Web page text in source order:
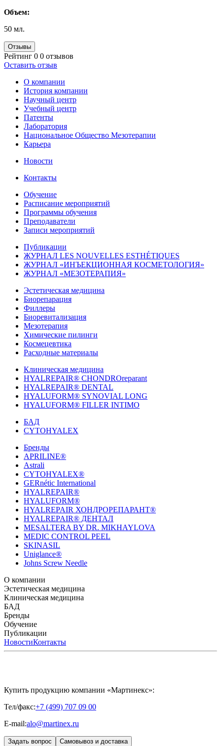
Объем:
50 мл.
Отзывы
Рейтинг 0 0 отзывов
Оставить отзыв
О компании
История компании
Научный центр
Учебный центр
Патенты
Лаборатория
Национальное Общество Мезотерапии
Карьера
Новости
Контакты
Обучение
Расписание мероприятий
Программы обучения
Преподаватели
Записи мероприятий
Публикации
ЖУРНАЛ LES NOUVELLES ESTHÉTIQUES
ЖУРНАЛ «ИНЪЕКЦИОННАЯ КОСМЕТОЛОГИЯ»
ЖУРНАЛ «МЕЗОТЕРАПИЯ»
Эстетическая медицина
Биорепарация
Филлеры
Биоревитализация
Мезотерапия
Химические пилинги
Космецевтика
Расходные материалы
Клиническая медицина
HYALREPAIR® CHONDROreparant
HYALREPAIR® DENTAL
HYALUFORM® SYNOVIAL LONG
HYALUFORM® FILLER INTIMO
БАД
CYTOHYALEX
Бренды
APRILINE®
Astrali
CYTOHYALEX®
GERnétic International
HYALREPAIR®
HYALUFORM®
HYALREPAIR ХОНДРОРЕПАРАНТ®
HYALREPAIR® ДЕНТАЛ
MESALTERA BY DR. MIKHAYLOVA
MEDIC CONTROL PEEL
SKINASIL
Uniglance®
Johns Screw Needle
О компании
История компанииНаучный центр
центрПатентыЛаборатория
Мезотерапии
Эстетическая медицина
БиорепарацияФиллеры
пилинги
Клиническая медицина
HYALREPAIR® CHONDROreparant
DENTAL
FILLER INTIMO
БАД
CYTOHYALEX
Бренды
APRILINE®
InternationalHYALREPAIR®
ХОНДРОРЕПАРАНТ®
ДЕНТАЛMESALTERA BY DR. MIKHAYLOVAMEDIC
Обучение
Расписание мероприятий
обученияПреподаватели
Публикации
ЖУРНАЛ LES NOUVELLES ESTHÉTIQUES
«ИНЪЕКЦИОННАЯ КОСМЕТОЛОГИЯ»ЖУРНАЛ
НовостиКонтакты
Купить продукцию компании «Мартинекс»:
Тел/факс:+7 (499) 707 09 00
E-mail:alo@martinex.ru
Задать вопрос Самовывоз и доставка